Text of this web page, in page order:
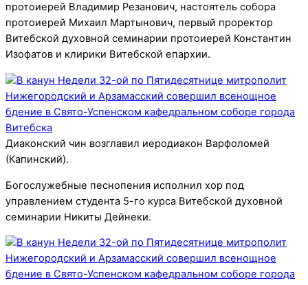
протоиерей Владимир Резанович, настоятель собора
протоиерей Михаил Мартынович, первый проректор
Витебской духовной семинарии протоиерей Константин
Изофатов и клирики Витебской епархии.
Диаконский чин возглавил иеродиакон Варфоломей
(Капинский).
Богослужебные песнопения исполнил хор под
управлением студента 5-го курса Витебской духовной
семинарии Никиты Дейнеки.